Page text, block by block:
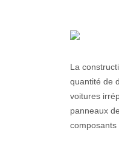
La
quantité de
voitures
panneaux
composants